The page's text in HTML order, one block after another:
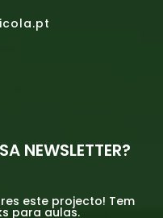
NEWSLETTER?
este projecto! Tem
para aulas.